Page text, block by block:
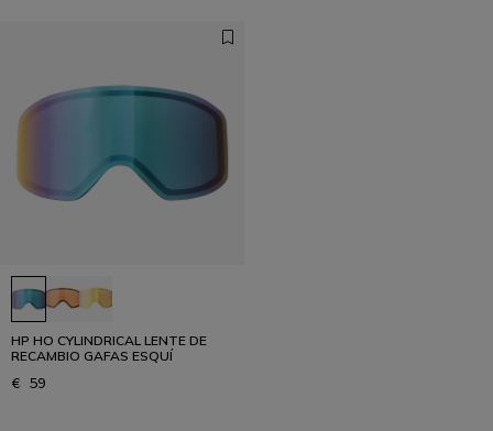
HP HO CYLINDRICAL LENTE DE
RECAMBIO GAFAS ESQUÍ
€ 59